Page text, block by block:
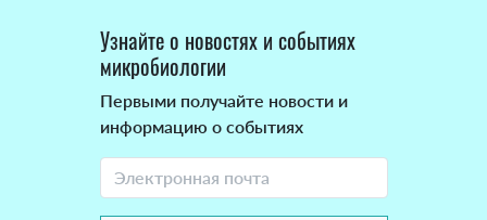
Узнайте о новостях и событиях
микробиологии
Первыми получайте новости и
информацию о событиях